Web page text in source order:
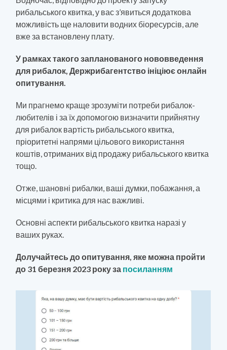
рибальського квитка, у вас з’явиться додаткова
можливість ще наловити водних біоресурсів, але
вже за встановлену плату.
У рамках такого запланованого нововведення
для рибалок, Держрибагентство ініціює онлайн
опитування.
Ми прагнемо краще зрозуміти потреби рибалок-
любителів і за їх допомогою визначити прийнятну
для рибалок вартість рибальського квитка,
пріоритетні напрями цільового використання
коштів, отриманих від продажу рибальського квитка
тощо.
Отже, шановні рибалки, ваші думки, побажання, а
місцями і критика для нас важливі.
Основні аспекти рибальського квитка наразі у
ваших руках.
Долучайтесь до опитування, яке можна пройти
до 31 березня 2023 року за посиланням